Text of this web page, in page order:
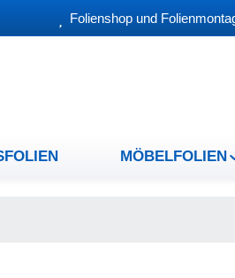
Folienshop und
MÖBELFOLIEN